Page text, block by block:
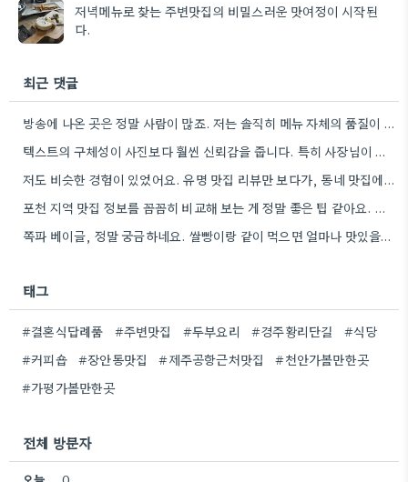
저녁메뉴로 찾는 주변맛집의 비밀스러운 맛여정이 시작된
다.
최근 댓글
방송에 나온 곳은 정말 사람이 많죠. 저는 솔직히 메뉴 자체의 품질이 더 중요하다고 생각해요.
텍스트의 구체성이 사진보다 훨씬 신뢰감을 줍니다. 특히 사장님이 직접 요리하는 곳을 찾는 게 좋은 전략인…
저도 비슷한 경험이 있었어요. 유명 맛집 리뷰만 보다가, 동네 맛집에서 훨씬 더 맛있는 음식을 먹고…
포천 지역 맛집 정보를 꼼꼼히 비교해 보는 게 정말 좋은 팁 같아요. 특히 커뮤니티 언급…
쪽파 베이글, 정말 궁금하네요. 쌀빵이랑 같이 먹으면 얼마나 맛있을까 생각만 해도 벌써부터 침 고여요.
태그
#결혼식답례품 #주변맛집 #두부요리 #경주황리단길
#식당
#커피숍
#장안동맛집 #제주공항근처맛집
#천안가볼만한곳
#가평가볼만한곳
전체 방문자